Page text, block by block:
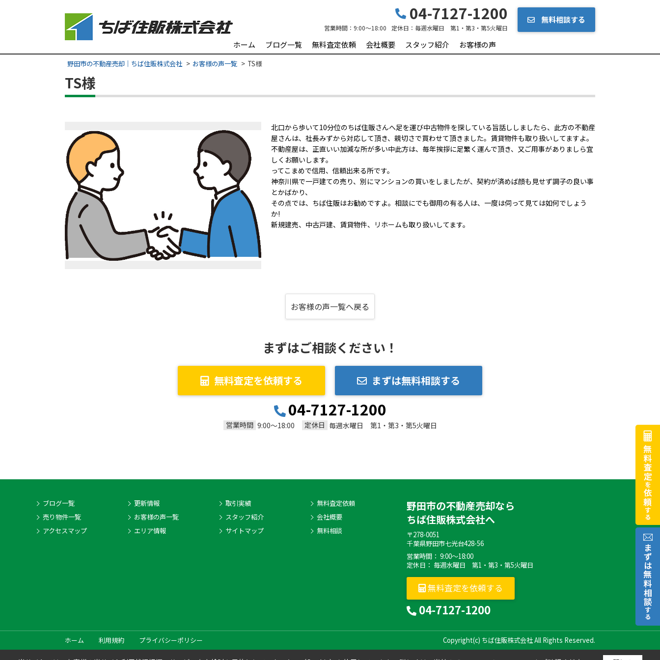
04-7127-1200
営業時間： 9:00～18:00 定休日： 毎週水曜日 第1・第3・第5火曜日
無料相談する
ホーム ブログ一覧 無料査定依頼 会社概要 スタッフ紹介 お客様の声
野田市の不動産売却｜ちば住販株式会社 お客様の声一覧 TS様
TS様
北口から歩いて10分位のちば住販さんへ足を運び中古物件を探している旨話ししましたら、此方の不動産
屋さんは、社長みずから対応して頂き、親切さで買わせて頂きました。賃貸物件も取り扱いしてますよ。
不動産屋は、正直いい加減な所が多い中此方は、毎年挨拶に足繁く運んで頂き、又ご用事がありましら宜
しくお願いします。
ってこまめで信用、信頼出来る所です。
神奈川県で一戸建ての売り、別にマンションの買いをしましたが、契約が済めば顔も見せず調子の良い事
とかばかり、
その点では、ちば住販はお勧めですよ。相談にでも御用の有る人は、一度は伺って見ては如何でしょう
か!
新規建売、中古戸建、賃貸物件、リホームも取り扱いしてます。
お客様の声一覧へ戻る
まずはご相談ください！
無料査定を依頼する まずは無料相談する
04-7127-1200
営業時間 9:00～18:00 定休日 毎週水曜日 第1・第3・第5火曜日
ブログ一覧
売り物件一覧
アクセスマップ
更新情報
お客様の声一覧
エリア情報
取引実績
スタッフ紹介
サイトマップ
無料査定依頼
会社概要
無料相談
野田市の不動産売却なら
ちば住販株式会社へ
〒278-0051
千葉県野田市七光台428-56
営業時間： 9:00～18:00
定休日： 毎週水曜日 第1・第3・第5火曜日
無料査定を依頼する
04-7127-1200
ホーム 利用規約 プライバシーポリシー Copyright(c) ちば住販株式会社 All Rights Reserved.